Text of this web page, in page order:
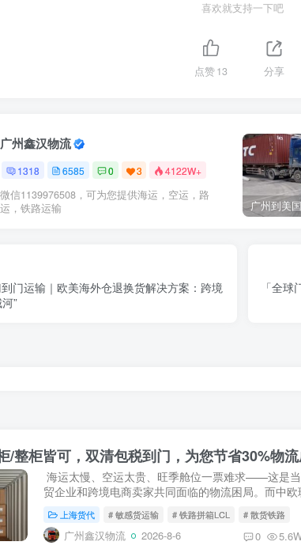
喜欢就支持一下吧
点赞13 分享
广州鑫汉物流
1318 6585 0 3 4122W+
微信1139976508，可为您提供海运，空运，路
运，铁路运输
门运输｜欧美海外仓退换货解决方案：跨境
”
「全
/整柜皆可，双清包税到门，为您节省30%物流
海运太慢、空运太贵、旺季舱位一票难求——这是
贸企业和跨境电商卖家共同面临的物流困局。而中欧
到上百方的货物提...
上海货代 # 敏感货运输 # 铁路拼箱LCL # 散货铁路
广州鑫汉物流 2026-8-6 0